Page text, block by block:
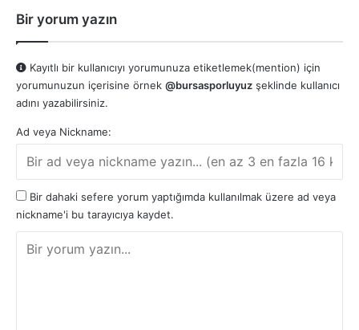
Bir yorum yazın
Kayıtlı bir kullanıcıyı yorumunuza etiketlemek(mention) için
yorumunuzun içerisine örnek @bursasporluyuz şeklinde kullanıcı
adını yazabilirsiniz.
Ad veya Nickname:
Bir dahaki sefere yorum yaptığımda kullanılmak üzere ad veya
nickname'i bu tarayıcıya kaydet.